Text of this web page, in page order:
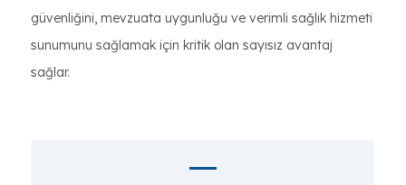
güvenliğini, mevzuata uygunluğu ve verimli sağlık hizmeti
sunumunu sağlamak için kritik olan sayısız avantaj
sağlar.